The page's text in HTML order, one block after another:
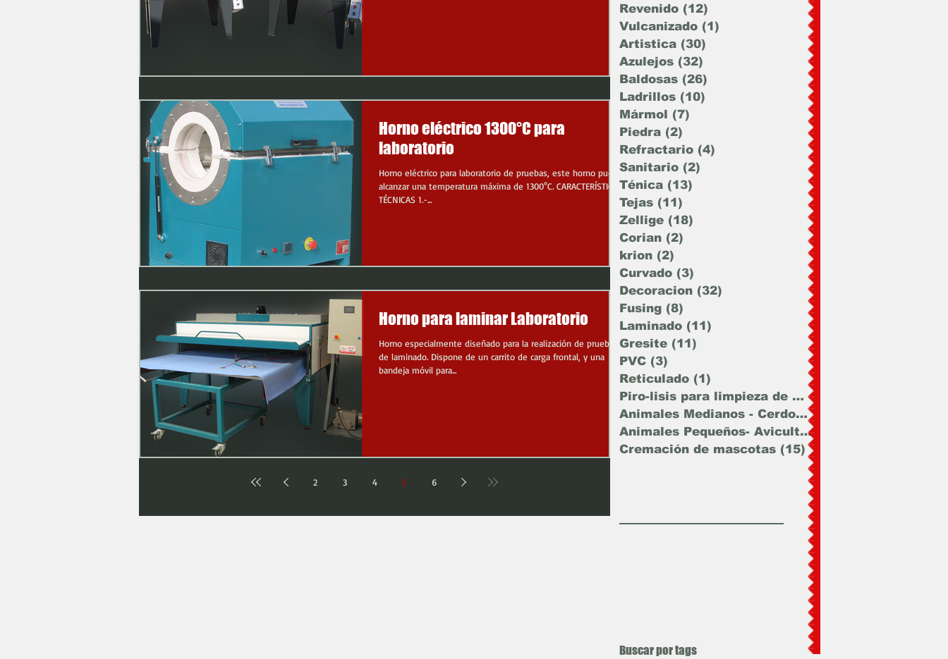
Horno eléctrico 1300°C para
laboratorio
Horno eléctrico para laboratorio de pruebas, este horno puede
alcanzar una temperatura máxima de 1300°C. CARACTERÍSTICAS
TÉCNICAS 1.-...
Horno para laminar Laboratorio
Horno especialmente diseñado para la realización de pruebas
de laminado. Dispone de un carrito de carga frontal, y una
bandeja móvil para...
2 3 4 5 6
Revenido (12)
Vulcanizado (1)
Artistica (30)
Azulejos (32)
Baldosas (26)
Ladrillos (10)
Mármol (7)
Piedra (2)
Refractario (4)
Sanitario (2)
Ténica (13)
Tejas (11)
Zellige (18)
Corian (2)
krion (2)
Curvado (3)
Decoracion (32)
Fusing (8)
Laminado (11)
Gresite (11)
PVC (3)
Reticulado (1)
Piro-lisis para limpieza de materia
Animales Medianos - Cerdos - Cabras
Animales Pequeños- Avicultura - Mas
Cremación de mascotas (15) 15 entradas
Buscar por tags